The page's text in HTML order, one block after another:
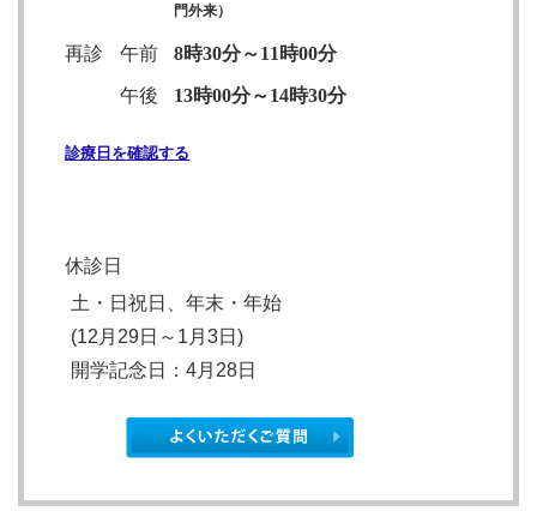
門外来）
再診 午前 8時30分～11時00分
午後 13時00分～14時30分
診療日を確認する
休診日
土・日祝日、年末・年始
(12月29日～1月3日)
開学記念日
：4月28日